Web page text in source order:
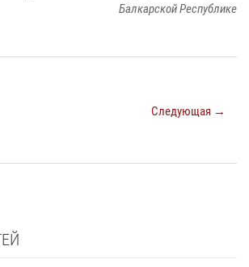
Балкарской Республике
Следующая →